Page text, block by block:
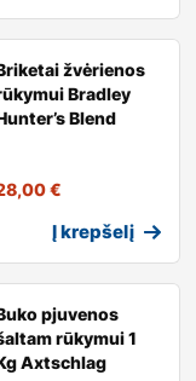
žvėrienos
Bradley
Blend
€
Į krepšelį
pjuvenos
rūkymui 1
Axtschlag